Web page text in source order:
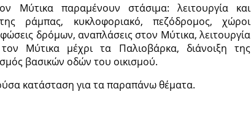
Μύτικα παραμένουν στάσιμα: λειτουργία και
ράμπας, κυκλοφοριακό, πεζόδρομος, χώροι
δρόμων, αναπλάσεις στον Μύτικα, λειτουργία
Μύτικα μέχρι τα Παλιοβάρκα, διάνοιξη της
βασικών οδών του οικισμού.
κατάσταση για τα παραπάνω θέματα.